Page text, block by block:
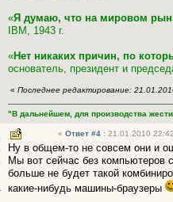
«Я думаю, что на мировом
IBM, 1943 г.
«Нет никаких причин, по
основатель, президент и
« Последнее редактирование:
"В дальнейшем, для производства
« Ответ #4 : 21.01.2010
Ну в общем-то не совсем они и
Мы вот сейчас без компьютеров
больше не будет такой
какие-нибудь машины-браузеры